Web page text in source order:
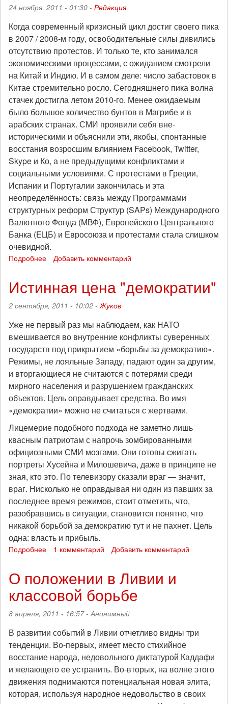
24 ноября, 2011 - 01:30 - Редакция
Когда современный кризисный цикл достиг своего пика
в 2007 / 2008-м году, освободительные силы дивились
отсутствию протестов. И только те, кто занимался
экономическими процессами, с ожиданием смотрели
на Китай и Индию. И в самом деле: число забастовок в
Китае стремительно росло. Сегодняшнего пика волна
стачек достигла летом 2010-го. Менее ожидаемым
было большое количество бунтов в Магрибе и в
арабских странах. СМИ проявили себя вне-
историческими и объяснили эти, якобы, спонтанные
восстания возросшим влиянием Facebook, Twitter,
Skype и Ко, а не предыдущими конфликтами и
социальными условиями. С протестами в Греции,
Испании и Португалии закончилась и эта
неопределённость: связь между Программами
структурных реформ Структур (SAPs) Международного
Валютного Фонда (МВФ), Европейского Центрального
Банка (ЕЦБ) и Евросоюза и протестами стала слишком
очевидной.
Подробнее
кризисом
восстания
бунты:
но
что
за
этим
скрывается?
Добавить комментарий
Истинная цена "демократии"
2 сентября, 2011 - 10:02 -Жуков
Уже не первый раз мы наблюдаем, как НАТО
вмешивается во внутренние конфликты суверенных
государств под прикрытием «борьбы за демократию».
Режимы, не лояльные Западу, падают один за другим,
и вторгающиеся не считаются с потерями среди
мирного населения и разрушением гражданских
объектов. Цель оправдывает средства. Во имя
«демократии» можно не считаться с жертвами.
Лицемерие подобного подхода не заметно лишь
квасным патриотам с напрочь зомбированными
официозными СМИ мозгами. Они готовы сжигать
портреты Хусейна и Милошевича, даже в принципе не
зная, кто это. По телевизору сказали враг — значит,
враг. Нисколько не оправдывая ни один из павших за
последнее время режимов, стоит отметить, что,
разобравшись в ситуации, становится понятно, что
никакой борьбой за демократию тут и не пахнет. Цель
одна: власть и прибыль.
Подробнее
"демократии"
1 комментарий Добавить комментарий
О положении в Ливии и
классовой борьбе
8 апреля, 2011 - 16:57 -Анонимный
В развитии событий в Ливии отчетливо видны три
тенденции. Во-первых, имеет место стихийное
восстание народа, недовольного диктатурой Каддафи
и желающего ее устранить. Во-вторых, на волне этого
движения поднимаются потенциальная новая элита,
которая, используя народное недовольство в своих